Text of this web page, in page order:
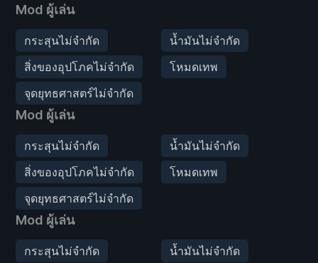
Mod ผู้เล่น
กระสุนไม่จำกัด
น้ำมันไม่จำกัด
สิ่งของอุปโภคไม่จำกัด
โหมดเทพ
จุดยุทธศาสตร์ไม่จำกัด
Mod ผู้เล่น
กระสุนไม่จำกัด
น้ำมันไม่จำกัด
สิ่งของอุปโภคไม่จำกัด
โหมดเทพ
จุดยุทธศาสตร์ไม่จำกัด
Mod ผู้เล่น
กระสุนไม่จำกัด
น้ำมันไม่จำกัด